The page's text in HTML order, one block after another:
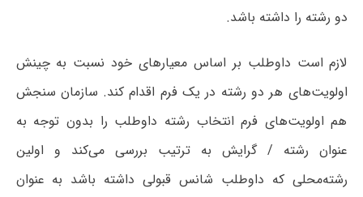
دو رشته را داشته باشد.
لازم است داوطلب بر اساس معیارهای خود نسبت به چینش
اولویت‌های هر دو رشته در یک فرم اقدام کند. سازمان سنجش
هم اولویت‌های فرم انتخاب رشته داوطلب را بدون توجه به
عنوان رشته / گرایش به ترتیب بررسی می‌کند و اولین
رشته‌محلی که داوطلب شانس قبولی داشته باشد به عنوان